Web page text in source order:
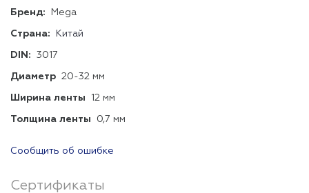
Бренд: Mega
Страна: Китай
DIN: 3017
Диаметр 20-32 мм
Ширина ленты 12 мм
Толщина ленты 0,7 мм
Сообщить об ошибке
Сертификаты